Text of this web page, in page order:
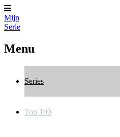
Mijn
Serie
Menu
Series
Top 100